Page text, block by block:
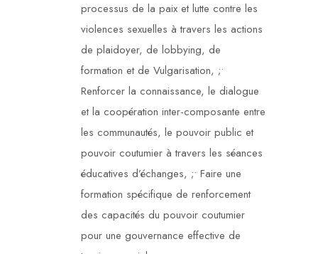
processus de la paix et lutte contre les
violences sexuelles à travers les actions
de plaidoyer, de lobbying, de
formation et de Vulgarisation, ;•
Renforcer la connaissance, le dialogue
et la coopération inter-composante entre
les communautés, le pouvoir public et
pouvoir coutumier à travers les séances
éducatives d’échanges, ;• Faire une
formation spécifique de renforcement
des capacités du pouvoir coutumier
pour une gouvernance effective de